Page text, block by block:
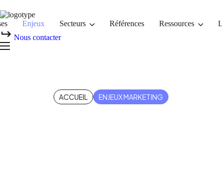
Enjeux Secteurs Références Ressources
Nous contacter
ACCUEIL ENJEUX MARKETING